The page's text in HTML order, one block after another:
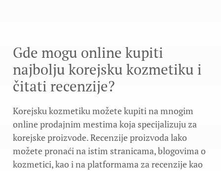
Gde mogu online kupiti
najbolju korejsku kozmetiku i
čitati recenzije?
Korejsku kozmetiku možete kupiti na mnogim
online prodajnim mestima koja specijalizuju za
korejske proizvode. Recenzije proizvoda lako
možete pronaći na istim stranicama, blogovima o
kozmetici, kao i na platformama za recenzije kao